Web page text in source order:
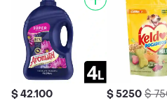
$ 42.100 $ 5250 $